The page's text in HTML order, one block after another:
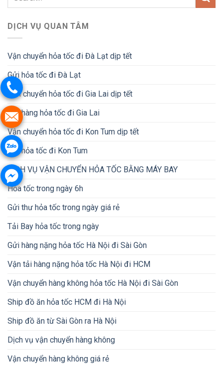
DỊCH VỤ QUAN TÂM
Vận chuyển hỏa tốc đi Đà Lạt dịp tết
Gửi hỏa tốc đi Đà Lạt
Vận chuyển hỏa tốc đi Gia Lai dịp tết
Gửi hàng hỏa tốc đi Gia Lai
Vận chuyển hỏa tốc đi Kon Tum dịp tết
Gửi hỏa tốc đi Kon Tum
DỊCH VỤ VẬN CHUYỂN HỎA TỐC BẰNG MÁY BAY
Hỏa tốc trong ngày 6h
Gửi thư hỏa tốc trong ngày giá rẻ
Tải Bay hỏa tốc trong ngày
Gửi hàng nặng hỏa tốc Hà Nội đi Sài Gòn
Vận tải hàng nặng hỏa tốc Hà Nội đi HCM
Vận chuyển hàng không hỏa tốc Hà Nội đi Sài Gòn
Ship đồ ăn hỏa tốc HCM đi Hà Nội
Ship đồ ăn từ Sài Gòn ra Hà Nội
Dịch vụ vận chuyển hàng không
Vận chuyển hàng không giá rẻ